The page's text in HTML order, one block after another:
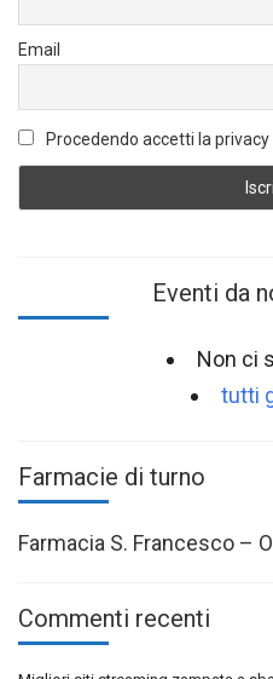
Email
Procedendo accetti la privacy
Eventi da
Non ci
tutti
Farmacie di turno
Farmacia S. Francesco –
Commenti recenti